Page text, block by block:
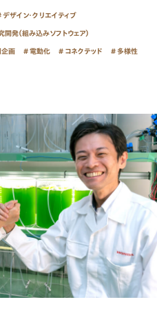
デザイン・クリエイティブ
開発（組み込みソフトウェア）
企画 電動化 コネクテッド 多様性